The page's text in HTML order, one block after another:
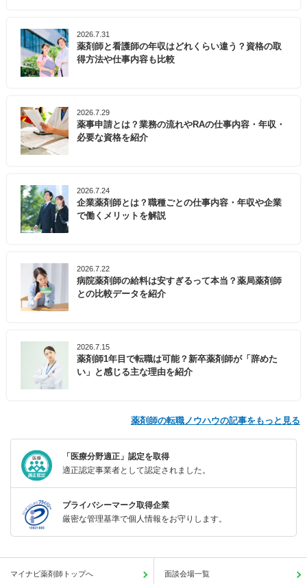
2026.7.31
薬剤師と看護師の年収はどれくらい違う？資格の取
得方法や仕事内容も比較
2026.7.29
薬事申請とは？業務の流れやRAの仕事内容・年収・
必要な資格を紹介
2026.7.24
企業薬剤師とは？職種ごとの仕事内容・年収や企業
で働くメリットを解説
2026.7.22
病院薬剤師の給料は安すぎるって本当？薬局薬剤師
との比較データを紹介
2026.7.15
薬剤師1年目で転職は可能？新卒薬剤師が「辞めた
い」と感じる主な理由を紹介
薬剤師の転職ノウハウの記事をもっと見る
「医療分野適正」認定を取得
適正認定事業者として認定されました。
プライバシーマーク取得企業
厳密な管理基準で個人情報をお守りします。
マイナビ薬剤師トップへ 面談会場一覧